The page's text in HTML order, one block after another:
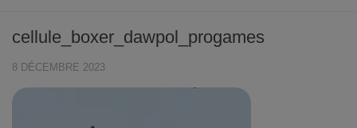
cellule_boxer_dawpol_progames
8 DÉCEMBRE 2023